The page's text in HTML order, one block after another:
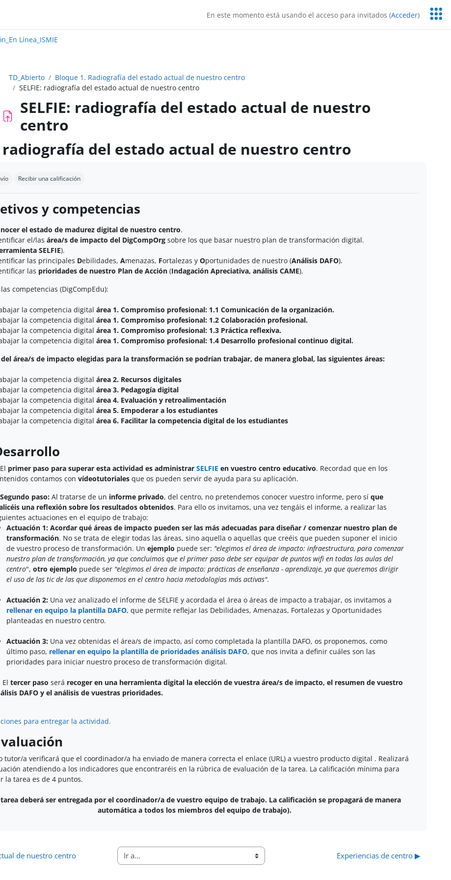
En este momento está usando el acceso para invitados (Acceder)
Línea_ISMIE
TD_Abierto
Bloque 1. Radiografía del estado actual de nuestro centro
SELFIE: radiografía del estado actual de nuestro centro
SELFIE: radiografía del estado actual de nuestro
centro
radiografía del estado actual de nuestro centro
Recibir una calificación
y competencias
el estado de madurez digital de nuestro centro.
el/lasárea/s de impacto del DigCompOrg sobre los que basar nuestro plan de transformación digital.
SELFIE).
las principales Debilidades,Amenazas, Fortalezas yOportunidades de nuestro (Análisis DAFO).
las prioridades de nuestro Plan de Acción (Indagación Apreciativa, análisis CAME).
competencias (DigCompEdu):
la competencia digitalárea 1. Compromiso profesional: 1.1 Comunicación de la organización.
la competencia digitalárea 1. Compromiso profesional: 1.2 Colaboración profesional.
la competencia digitalárea 1. Compromiso profesional: 1.3 Práctica reflexiva.
la competencia digitalárea 1. Compromiso profesional: 1.4 Desarrollo profesional continuo digital.
área/s de impacto elegidas para la transformación se podrían trabajar, de manera global, las siguientes áreas:
la competencia digitalárea 2. Recursos digitales
la competencia digitalárea 3. Pedagogía digital
la competencia digitalárea 4. Evaluación y retroalimentación
la competencia digitalárea 5. Empoderar a los estudiantes
la competencia digitalárea 6. Facilitar la competencia digital de los estudiantes
primer paso para superar esta actividad es administrarSELFIE en vuestro centro educativo. Recordad que en los
contamos convídeotutoriales que os pueden servir de ayuda para su aplicación.
Segundo paso: Al tratarse de un informe privado, del centro, no pretendemos conocer vuestro informe, pero síque
una reflexión sobre los resultados obtenidos. Para ello os invitamos, una vez tengáis el informe, a realizar las
actuaciones en el equipo de trabajo:
Actuación 1: Acordar qué áreas de impacto pueden ser las más adecuadas para diseñar / comenzar nuestro plan de
transformación. No se trata de elegir todas las áreas, sino aquella o aquellas que creéis que pueden suponer el inicio
de vuestro proceso de transformación. Unejemplo puede ser: "elegimos el área de impacto: infraestructura, para comenzar
nuestro plan de transformación, ya que concluimos que el primer paso debe ser equipar de puntos wifi en todas las aulas del
centro",otro ejemplo puede ser "elegimos el área de impacto: prácticas de enseñanza - aprendizaje, ya que queremos dirigir
el uso de las tic de las que disponemos en el centro hacia metodologías más activas".
Actuación 2: Una vez analizado el informe de SELFIE y acordada el área o áreas de impacto a trabajar, os invitamos a
rellenar en equipo la plantilla DAFO, que permite reflejar las Debilidades, Amenazas, Fortalezas y Oportunidades
planteadas en nuestro centro.
Actuación 3: Una vez obtenidas el área/s de impacto, así como completada la plantilla DAFO, os proponemos, como
último paso, rellenar en equipo la plantilla de prioridades análisis DAFO, que nos invita a definir cuáles son las
prioridades para iniciar nuestro proceso de transformación digital.
Eltercer paso será recoger en una herramienta digital la elección de vuestra área/s de impacto, el resumen de vuestro
DAFO y el análisis de vuestras prioridades.
para entregar la actividad.
tutor/a verificará que el coordinador/a ha enviado de manera correcta el enlace (URL) a vuestro producto digital . Realizará
atendiendo a los indicadores que encontraréis en la rúbrica de evaluación de la tarea. La calificación mínima para
la tarea es de 4 puntos.
deberá ser entregada por el coordinador/a de vuestro equipo de trabajo. La calificación se propagará de manera
automática a todos los miembros del equipo de trabajo).
de nuestro centro Ir a... Experiencias de centro ▶︎